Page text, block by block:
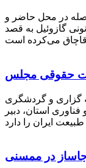
در محل حاضر و
گازوئیل به قصد
حقوقی مجلس
گزاری و گردشگری
استان، دبیر